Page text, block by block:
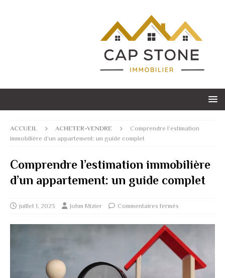
ACCUEIL ACHETER-VENDRE
Comprendre l’estimation
immobilière d’un appartement: un guide complet
Comprendre l’estimation immobilière
d’un appartement: un guide complet
juillet 1, 2023 Johm Mizier Commentaires fermés